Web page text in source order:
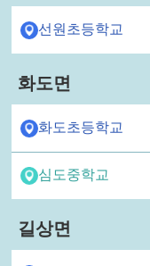
선원초등학교
화도면
화도초등학교
심도중학교
길상면